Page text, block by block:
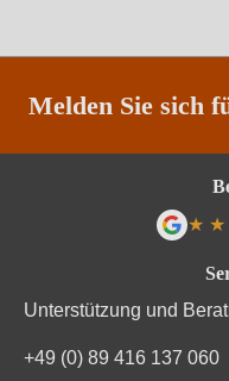
Weinart
Durchschnittliche
Melden Sie sich
Unterstützung und
+49 (0) 89 416 137 060
★ ★